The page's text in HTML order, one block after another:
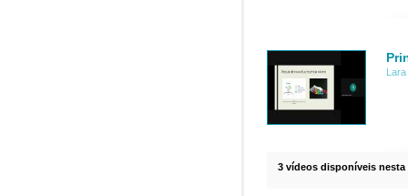
3 vídeos disponíveis